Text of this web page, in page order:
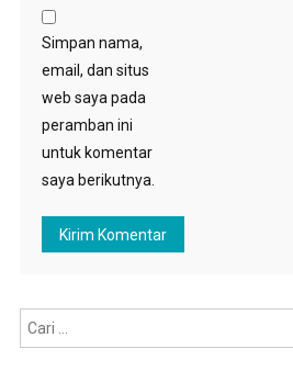
Simpan nama,
email, dan situs
web saya pada
peramban ini
untuk komentar
saya berikutnya.